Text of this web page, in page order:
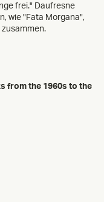
frei." Daufresne
wie "Fata Morgana",
zusammen.
from the 1960s to the